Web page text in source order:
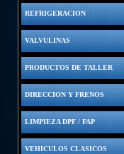
REFRIGERACION
VALVULINAS
PRODUCTOS DE TALLER
DIRECCION Y FRENOS
LIMPIEZA DPF / FAP
VEHICULOS CLASICOS